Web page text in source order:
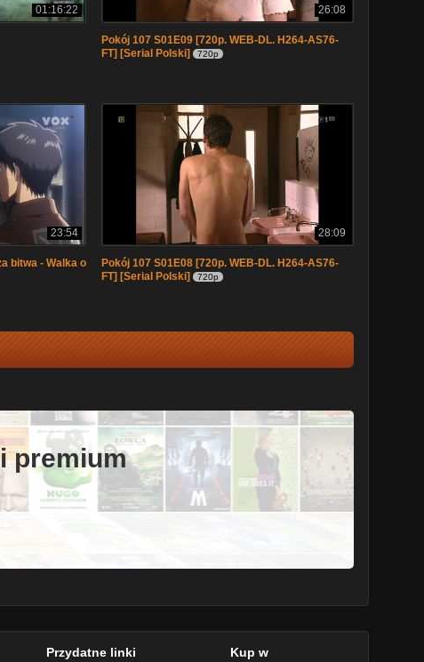
01:16:22 26:08
Pokój 107 S01E09 [720p. WEB-DL. H264-AS76-
FT] [Serial Polski]
720p
23:54
bitwa - Walka o
28:09
Pokój 107 S01E08 [720p. WEB-DL. H264-AS76-
FT] [Serial Polski]
720p
premium
Przydatne linki Kup w